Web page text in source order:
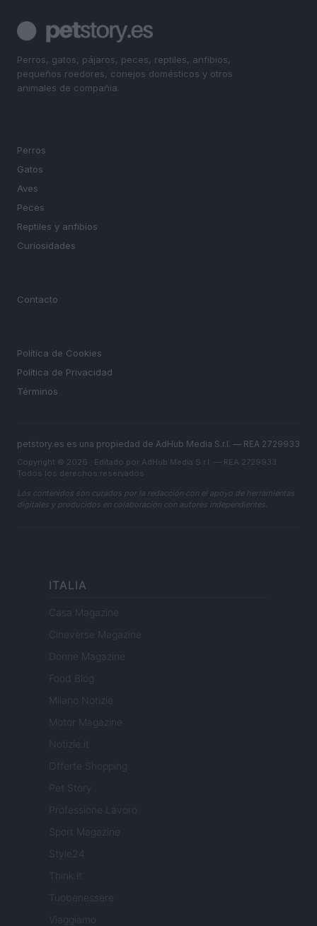
Perros, gatos, pájaros, peces, reptiles, anfibios,
pequeños roedores, conejos domésticos y otros
animales de compañía.
Perros
Gatos
Aves
Peces
Reptiles y anfibios
Curiosidades
Contacto
Política de Cookies
Política de Privacidad
Términos
petstory.es es una propiedad de AdHub Media S.r.l. — REA 2729933
Copyright © 2026 · Editado por AdHub Media S.r.l. — REA 2729933
Todos los derechos reservados
Los contenidos son curados por la redacción con el apoyo de herramientas
digitales y producidos en colaboración con autores independientes.
ITALIA
Casa Magazine
Cineverse Magazine
Donne Magazine
Food Blog
Milano Notizie
Motor Magazine
Notizie.it
Offerte Shopping
Professione Lavoro
Sport Magazine
Style24
Think.it
Tuobenessere
Viaggiamo